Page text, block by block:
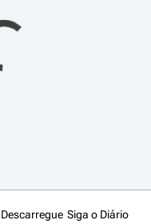
Descarregue Siga o Diário